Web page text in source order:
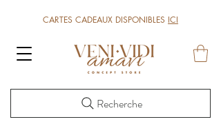
CARTES CADEAUX DISPONIBLES ICI
Recherche